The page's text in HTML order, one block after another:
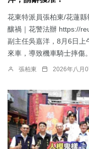
花東特派員張柏東/花蓮
釀禍｜花警法辦 https://
副主任吳嘉洋，8月6日上
來車，導致機車騎士摔傷
張柏東 2026年八月